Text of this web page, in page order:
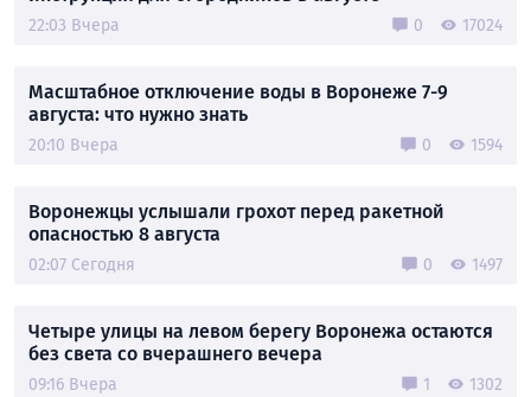
22:03 Вчера 0 17024
Масштабное отключение воды в Воронеже 7-9
августа: что нужно знать
20:10 Вчера 0 1594
Воронежцы услышали грохот перед ракетной
опасностью 8 августа
02:07 Сегодня 0 1497
Четыре улицы на левом берегу Воронежа остаются
без света со вчерашнего вечера
09:16 Вчера 1 1302